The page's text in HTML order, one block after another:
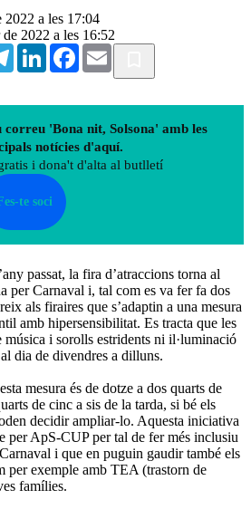
2022 a les 17:04
2022 a les 16:52
TelegramLinkedInFacebook
Email
correu 'Bona nit, Solsona' amb les
notícies d'aquí.
i dona't d'alta al butlletí
te soci
passat, la fira d’atraccions torna al
per Carnaval i, tal com es va fer fa dos
als firaires que s’adaptin a una mesura
amb hipersensibilitat. Es tracta que les
música i sorolls estridents ni il·luminació
dia de divendres a dilluns.
mesura és de dotze a dos quarts de
de cinc a sis de la tarda, si bé els
decidir ampliar-lo. Aquesta iniciativa
per ApS-CUP per tal de fer més inclusiu
i que en puguin gaudir també els
per exemple amb TEA (trastorn de
famílies.